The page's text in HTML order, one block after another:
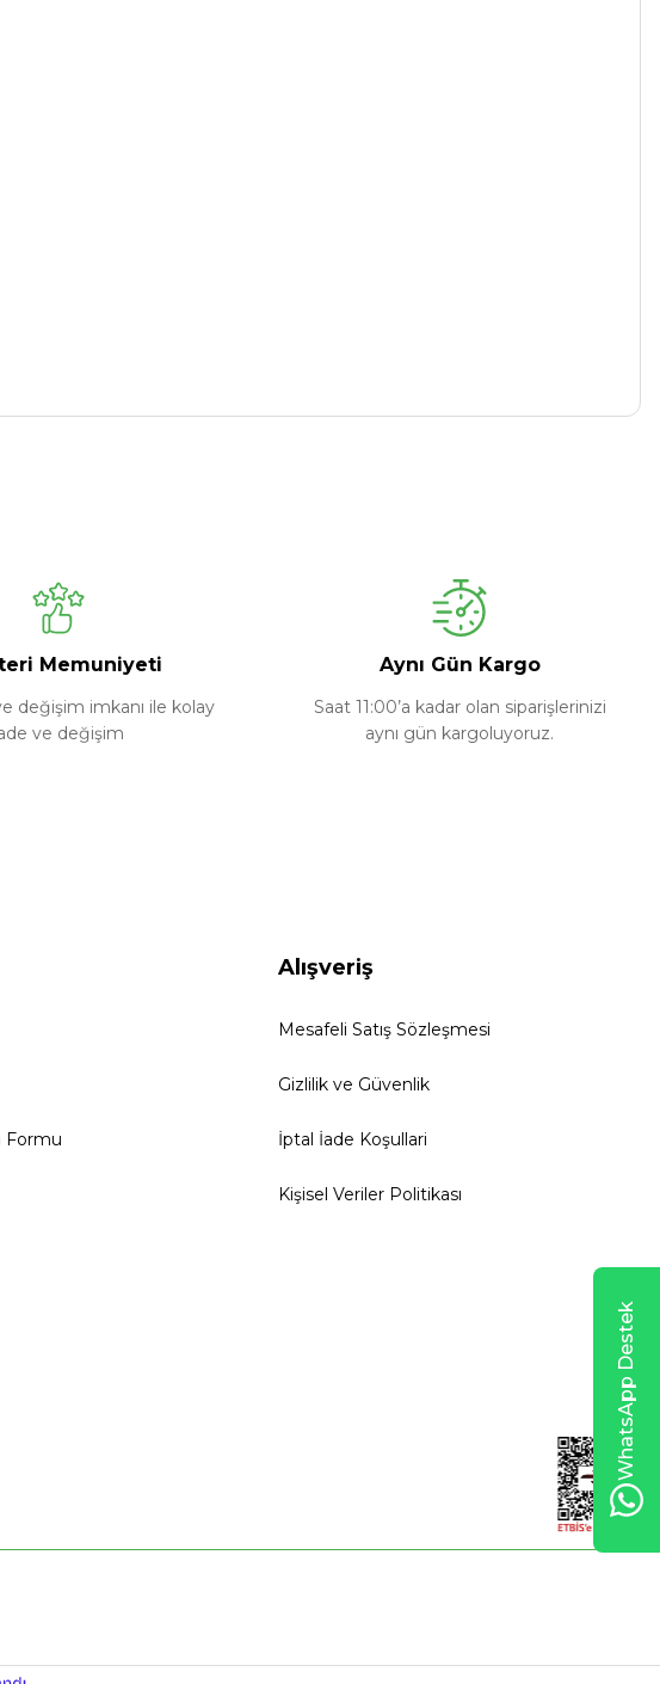
Memuniyeti
değişim imkanı ile kolay
ve değişim
Aynı Gün Kargo
Saat 11:00’a kadar olan siparişlerinizi
aynı gün kargoluyoruz.
Formu
Alışveriş
Mesafeli Satış Sözleşmesi
Gizlilik ve Güvenlik
İptal İade Koşullari
Kişisel Veriler Politikası
WhatsApp Destek